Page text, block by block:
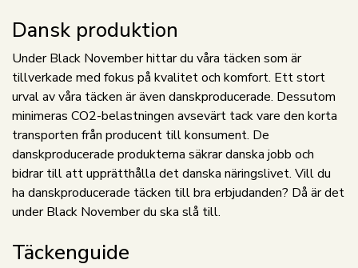
Dansk produktion
Under Black November hittar du våra täcken som är
tillverkade med fokus på kvalitet och komfort. Ett stort
urval av våra täcken är även danskproducerade. Dessutom
minimeras CO2-belastningen avsevärt tack vare den korta
transporten från producent till konsument. De
danskproducerade produkterna säkrar danska jobb och
bidrar till att upprätthålla det danska näringslivet. Vill du
ha danskproducerade täcken till bra erbjudanden? Då är det
under Black November du ska slå till.
Täckenguide